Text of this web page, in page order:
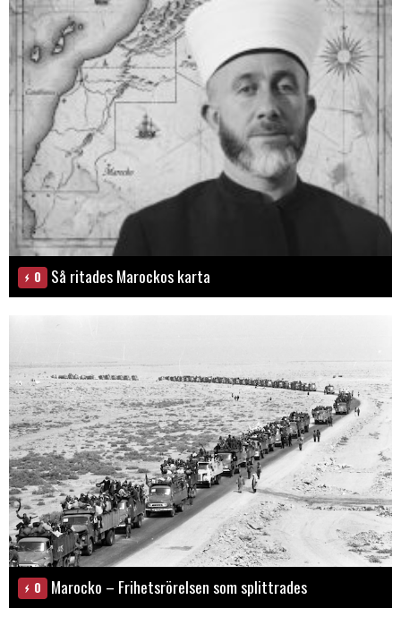
0 Så ritades Marockos karta
0 Marocko – Frihetsrörelsen som splittrades